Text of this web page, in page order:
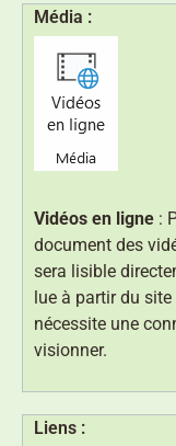
Média :
Vidéos en ligne :
document des
sera lisible
lue à partir du site
nécessite une
visionner.
Liens :